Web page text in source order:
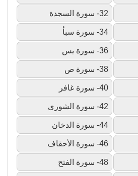
32- سورة السجدة
34- سورة سبأ
36- سورة يس
38- سورة ص
40- سورة غافر
42- سورة الشورى
44- سورة الدخان
46- سورة الأحقاف
48- سورة الفتح